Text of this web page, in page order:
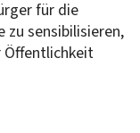
für die
zu sensibilisieren,
Öffentlichkeit